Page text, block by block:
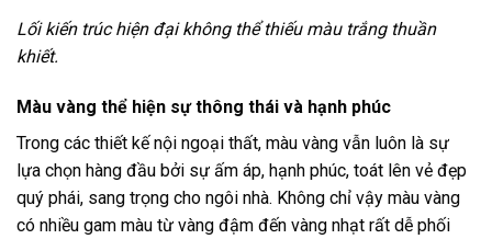
Lối kiến trúc hiện đại không thể thiếu màu trắng thuần
khiết.
Màu vàng thể hiện sự thông thái và hạnh phúc
Trong các thiết kế nội ngoại thất, màu vàng vẫn luôn là sự
lựa chọn hàng đầu bởi sự ấm áp, hạnh phúc, toát lên vẻ đẹp
quý phái, sang trọng cho ngôi nhà. Không chỉ vậy màu vàng
có nhiều gam màu từ vàng đậm đến vàng nhạt rất dễ phối